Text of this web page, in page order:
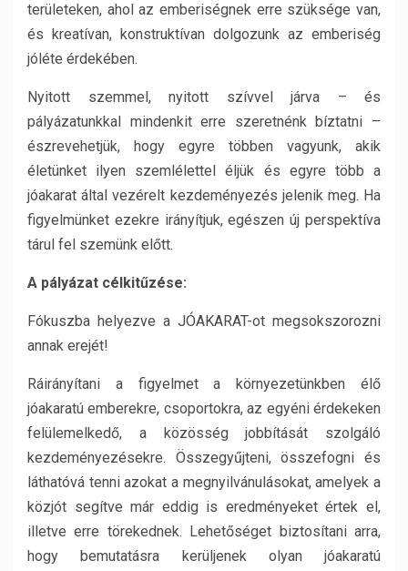
területeken, ahol az emberiségnek erre szüksége van,
és kreatívan, konstruktívan dolgozunk az emberiség
jóléte érdekében.
Nyitott szemmel, nyitott szívvel járva – és
pályázatunkkal mindenkit erre szeretnénk bíztatni –
észrevehetjük, hogy egyre többen vagyunk, akik
életünket ilyen szemlélettel éljük és egyre több a
jóakarat által vezérelt kezdeményezés jelenik meg. Ha
figyelmünket ezekre irányítjuk, egészen új perspektíva
tárul fel szemünk előtt.
A pályázat célkitűzése:
Fókuszba helyezve a JÓAKARAT-ot megsokszorozni
annak erejét!
Ráirányítani a figyelmet a környezetünkben élő
jóakaratú emberekre, csoportokra, az egyéni érdekeken
felülemelkedő, a közösség jobbítását szolgáló
kezdeményezésekre. Összegyűjteni, összefogni és
láthatóvá tenni azokat a megnyilvánulásokat, amelyek a
közjót segítve már eddig is eredményeket értek el,
illetve erre törekednek. Lehetőséget biztosítani arra,
hogy bemutatásra kerüljenek olyan jóakaratú